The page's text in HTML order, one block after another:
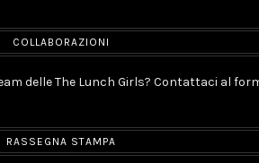
COLLABORAZIONI
delle The Lunch Girls? Contattaci al
RASSEGNA STAMPA